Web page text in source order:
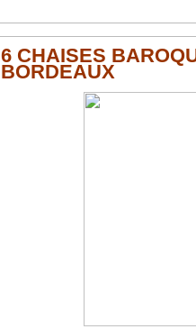
6 CHAISES
BORDEAUX